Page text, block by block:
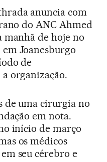
anuncia com
do ANC Ahmed
manhã de hoje no
Joanesburgo
de
organização.
de uma cirurgia no
em nota.
início de março
os médicos
seu cérebro e